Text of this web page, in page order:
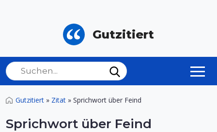
Gutzitiert
Gutzitiert » Zitat » Sprichwort über Feind
Sprichwort über Feind